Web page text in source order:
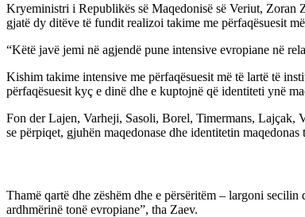
Kryeministri i Republikës së Maqedonisë së Veriut, Zoran
gjatë dy ditëve të fundit realizoi takime me përfaqësuesit
“Këtë javë jemi në agjendë pune intensive evropiane në
Kishim takime intensive me përfaqësuesit më të lartë të
përfaqësuesit kyç e dinë dhe e kuptojnë që identiteti ynë
Fon der Lajen, Varheji, Sasoli, Borel, Timermans, Lajçak,
se përpiqet, gjuhën maqedonase dhe identitetin
Thamë qartë dhe zëshëm dhe e përsëritëm – largoni
ardhmërinë tonë evropiane”, tha Zaev.